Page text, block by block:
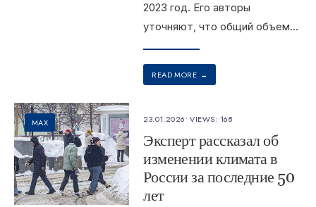
2023 год. Его авторы
уточняют, что общий объем...
READ MORE →
MAX 23.01.2026•VIEWS: 168
Эксперт рассказал об
изменении климата в
России за последние 50
лет